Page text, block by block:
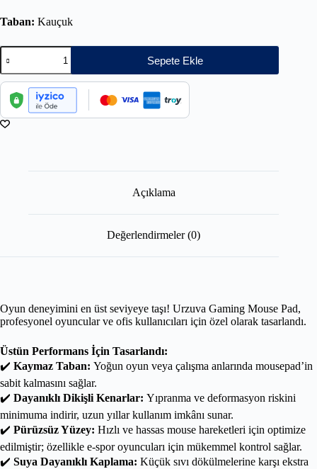
Taban: Kauçuk
Sepete Ekle
Açıklama
Değerlendirmeler (0)
Oyun deneyimini en üst seviyeye taşı! Urzuva Gaming Mouse Pad,
profesyonel oyuncular ve ofis kullanıcıları için özel olarak tasarlandı.
Üstün Performans İçin Tasarlandı:
✔️ Kaymaz Taban: Yoğun oyun veya çalışma anlarında mousepad’in
sabit kalmasını sağlar.
✔️ Dayanıklı Dikişli Kenarlar: Yıpranma ve deformasyon riskini
minimuma indirir, uzun yıllar kullanım imkânı sunar.
✔️ Pürüzsüz Yüzey: Hızlı ve hassas mouse hareketleri için optimize
edilmiştir; özellikle e-spor oyuncuları için mükemmel kontrol sağlar.
✔️ Suya Dayanıklı Kaplama: Küçük sıvı dökülmelerine karşı ekstra